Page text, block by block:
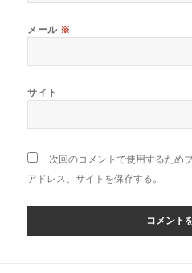
メール ※
サイト
次回のコメントで使用するため
アドレス、サイトを保存する。